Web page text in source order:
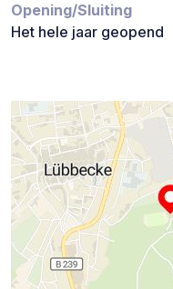
Opening/Sluiting
Het hele jaar geopend